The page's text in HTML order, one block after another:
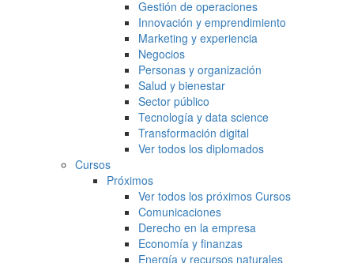
Gestión de operaciones
Innovación y emprendimiento
Marketing y experiencia
Negocios
Personas y organización
Salud y bienestar
Sector público
Tecnología y data science
Transformación digital
Ver todos los diplomados
Cursos
Próximos
Ver todos los próximos Cursos
Comunicaciones
Derecho en la empresa
Economía y finanzas
Energía y recursos naturales